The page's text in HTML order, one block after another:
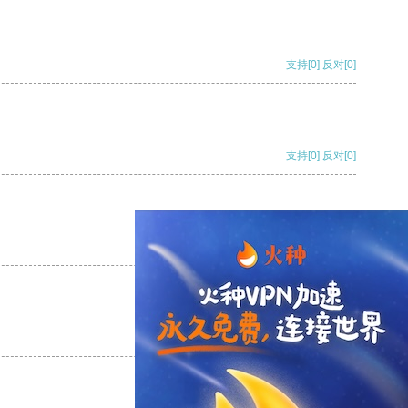
支持[0] 反对[0]
支持[0] 反对[0]
支持
支持[0] 反对[0]